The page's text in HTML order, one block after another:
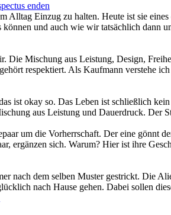
enden
Alltag Einzug zu halten. Heute ist sie
können und auch wie wir tatsächlich
Die Mischung aus Leistung, Design,
respektiert. Als Kaufmann verstehe
ist okay so. Das Leben ist schließlich
aus Leistung und Dauerdruck. Der
um die Vorherrschaft. Der eine gönnt
ergänzen sich. Warum? Hier ist ihre
nach dem selben Muster gestrickt. Die
nach Hause gehen. Dabei sollen